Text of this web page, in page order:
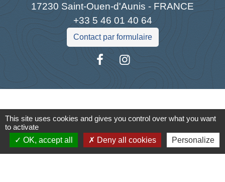
17230 Saint-Ouen-d'Aunis - FRANCE
+33 5 46 01 40 64
Contact par formulaire
Cyclad
CDC Aunis Atlantique
Préfecture de la Charente-Maritime
This site uses cookies and gives you control over what you want
to activate
OK, accept all
Deny all cookies Personalize